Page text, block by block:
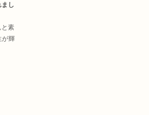
まし
と素
が輝